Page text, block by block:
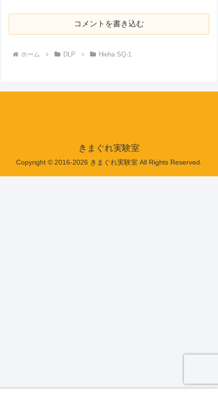
コメントを書き込む
ホーム DLP Hieha SQ-1
きまぐれ実験室
Copyright © 2016-2026 きまぐれ実験室 All Rights Reserved.